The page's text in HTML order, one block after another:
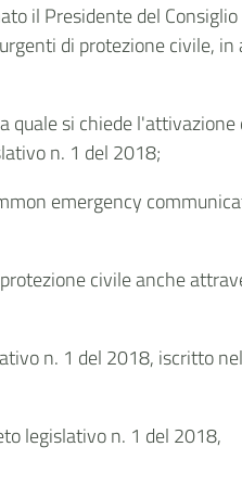
il Presidente del
di protezione civile,
si chiede l'attivazione
n. 1 del 2018;
emergency
civile anche
n. 1 del 2018, iscritto
legislativo n. 1 del 2018,